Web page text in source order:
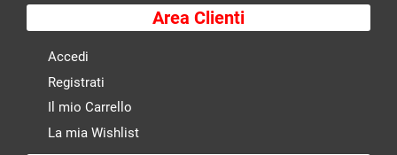
Area Clienti
Accedi
Registrati
Il mio Carrello
La mia Wishlist